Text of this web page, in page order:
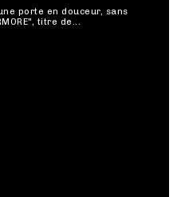
porte en douceur, sans
titre de...